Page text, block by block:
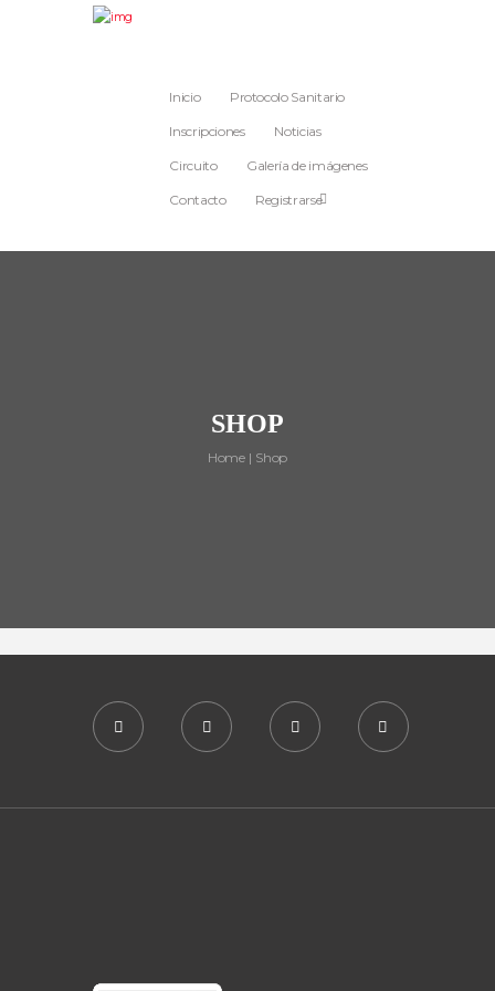
Inicio Protocolo Sanitario
Inscripciones Noticias
Circuito Galería de imágenes
Contacto Registrarse
SHOP
Home Shop